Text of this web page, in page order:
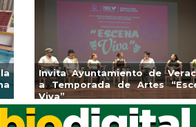
Invita Ayuntamiento de
a Temporada de Artes
Viva”